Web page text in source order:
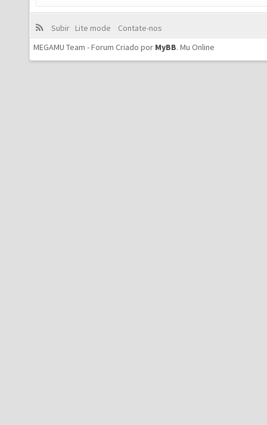
Subir Lite mode
Contate-nos
MEGAMU Team - Forum Criado por MyBB. Mu Online